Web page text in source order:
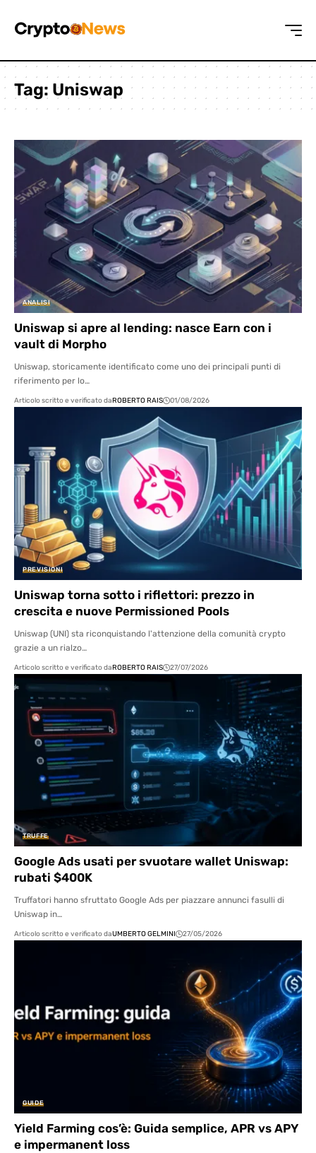
Tag: Uniswap
ANALISI
Uniswap si apre al lending: nasce Earn con i
vault di Morpho
Uniswap, storicamente identificato come uno dei principali punti di
riferimento per lo…
Articolo scritto e verificato daROBERTO RAIS 01/08/2026
PREVISIONI
Uniswap torna sotto i riflettori: prezzo in
crescita e nuove Permissioned Pools
Uniswap (UNI) sta riconquistando l'attenzione della comunità crypto
grazie a un rialzo…
Articolo scritto e verificato daROBERTO RAIS 27/07/2026
TRUFFE
Google Ads usati per svuotare wallet Uniswap:
rubati $400K
Truffatori hanno sfruttato Google Ads per piazzare annunci fasulli di
Uniswap in…
Articolo scritto e verificato daUMBERTO GELMINI 27/05/2026
GUIDE
Yield Farming cos’è: Guida semplice, APR vs APY
e impermanent loss